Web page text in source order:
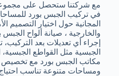
مع شركتنا ستحصل على
في تركيب الجبس بورد
المجانية حول اختيار التصميم
والخارجية ، صيانة ألواح الجبس
إجراء أي تعديلات بعد
الجبسية مثل القواطع
مكاتب الجبس بورد مع
ومساحات متنوعة تناسب